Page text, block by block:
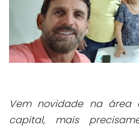
Vem novidade na
capital, mais